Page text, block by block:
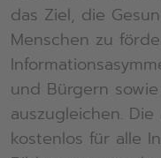
das Ziel, die
Menschen zu
und Bürgern
auszugleichen.
kostenlos für alle